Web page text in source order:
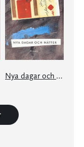
Nya dagar och nätter